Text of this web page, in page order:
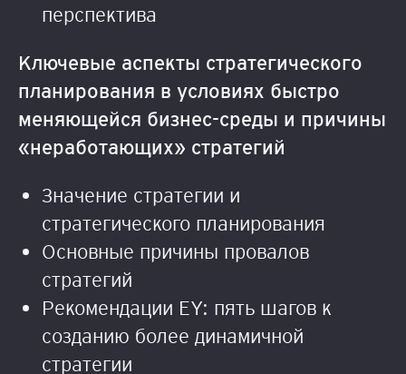
перспектива
Ключевые аспекты стратегического
планирования в условиях быстро
меняющейся бизнес-среды и причины
«неработающих» стратегий
Значение стратегии и
стратегического планирования
Основные причины провалов
стратегий
Рекомендации EY: пять шагов к
созданию более динамичной
стратегии